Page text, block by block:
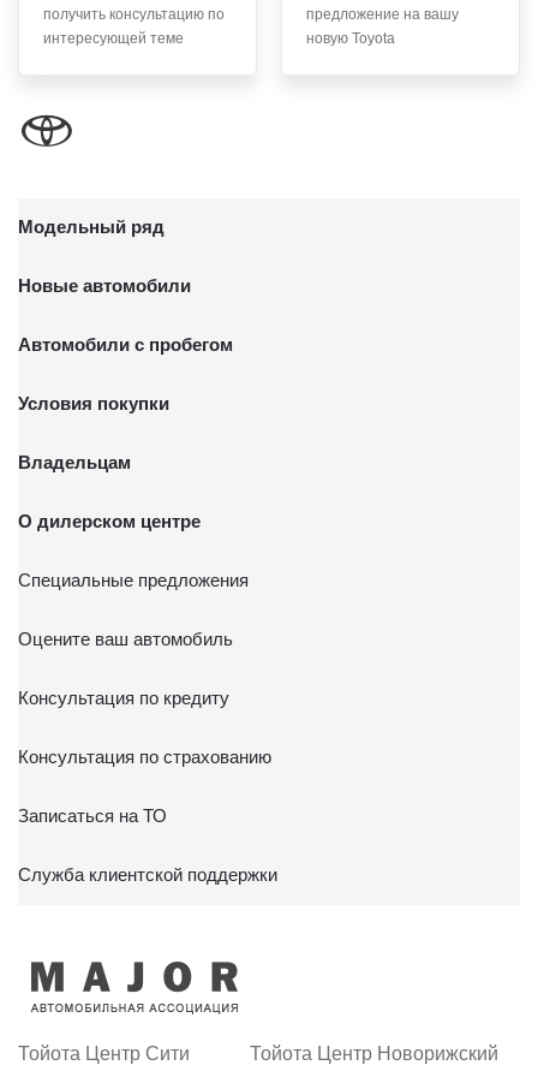
письменного заявления Обществу заказным почтовым
Алтуфьево, пр-д Автомобильный, стр. 5А/1.
получить консультацию по
интересующей теме
предложение на вашу
новую Toyota
Модельный ряд
Новые автомобили
Автомобили с пробегом
Условия покупки
Владельцам
О дилерском центре
Специальные предложения
Оцените ваш автомобиль
Консультация по кредиту
Консультация по страхованию
Записаться на ТО
Служба клиентской поддержки
Тойота Центр Сити Тойота Центр Новорижский